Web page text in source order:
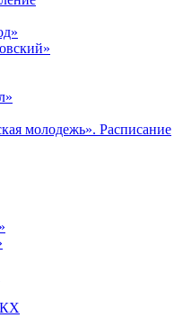
молодежь». Расписание